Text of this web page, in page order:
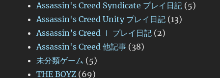
Assassin's Creed Syndicate プレイ日記 (5)
Assassin's Creed Unity プレイ日記 (13)
Assassin’s Creed Ⅰ プレイ日記 (2)
Assassin's Creed 他記事 (38)
未分類ゲーム (5)
THE BOYZ (69)